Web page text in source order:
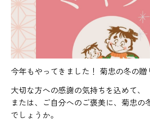
今年もやってきました！ 菊忠の冬の贈
大切な方への感謝の気持ちを込めて、
または、ご自分へのご褒美に、菊忠の
でしょうか。